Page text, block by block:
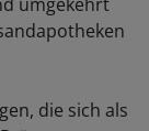
die sich als